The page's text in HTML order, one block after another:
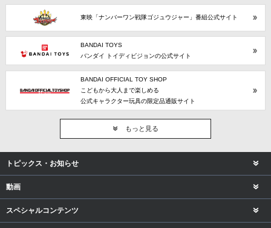
東映「ナンバーワン戦隊ゴジュウジャー」番組公式サイト
BANDAI TOYS
バンダイ トイディビジョンの公式サイト
BANDAI OFFICIAL TOY SHOP
こどもから大人まで楽しめる
公式キャラクター玩具の限定品通販サイト
もっと見る
トピックス・お知らせ
動画
スペシャルコンテンツ